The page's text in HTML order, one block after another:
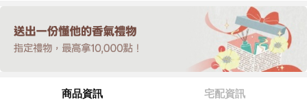
商品資訊 宅配資訊